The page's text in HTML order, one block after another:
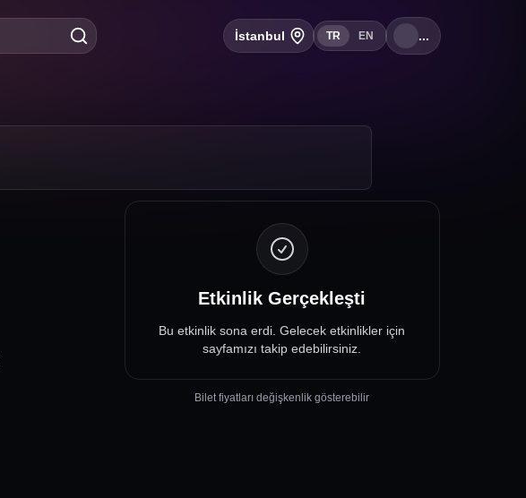
İstanbul TR EN ...
Etkinlik Gerçekleşti
Bu etkinlik sona erdi. Gelecek etkinlikler için
sayfamızı takip edebilirsiniz.
Bilet fiyatları değişkenlik gösterebilir